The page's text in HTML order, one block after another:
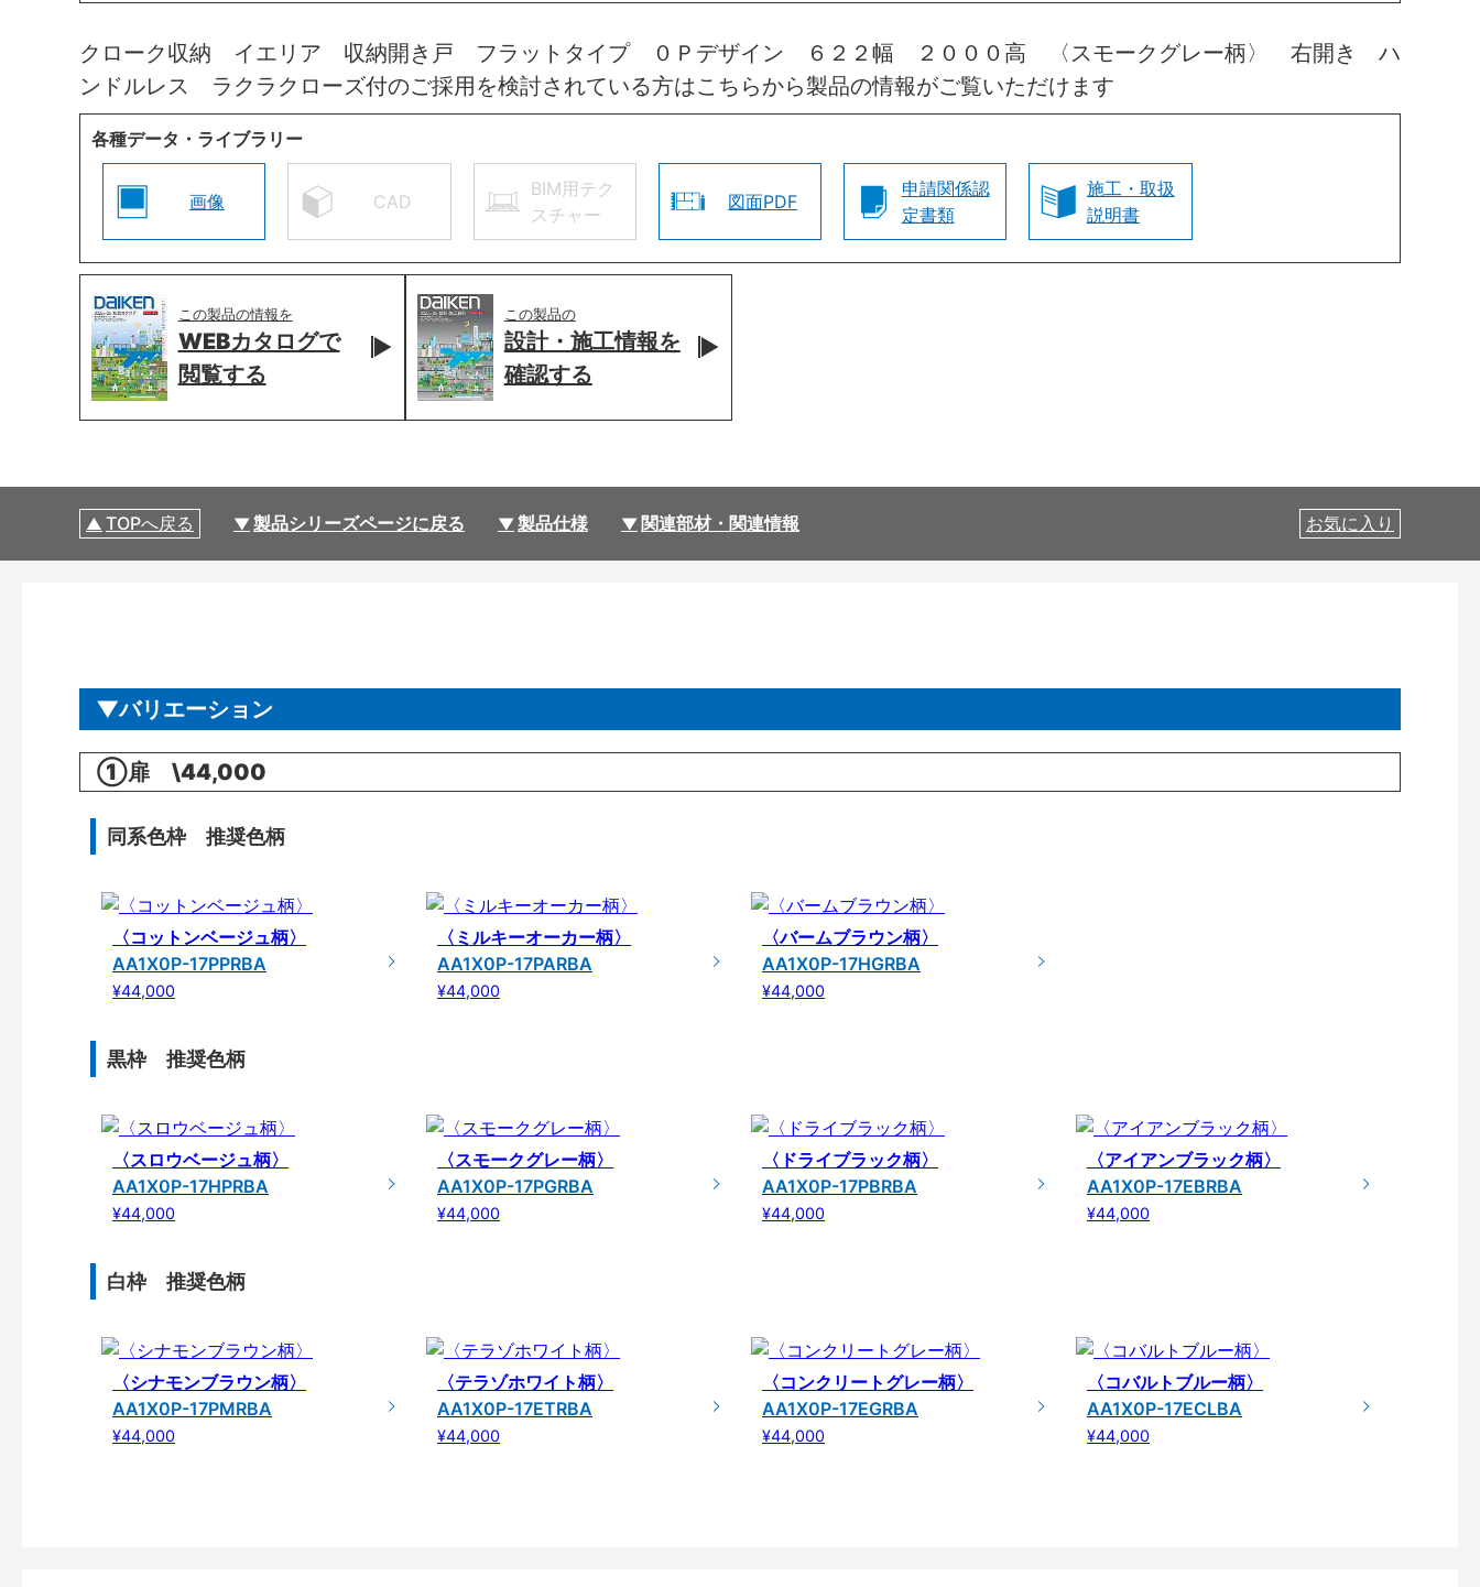
クローク収納 イエリア 収納開き戸 フラットタイプ ０Ｐデザイン ６２２幅 ２０００高 〈スモークグレー柄〉 右開き ハ
ンドルレス ラクラクローズ付のご採用を検討されている方はこちらから製品の情報がご覧いただけます
各種データ・ライブラリー
画像 CAD
BIM用テク
スチャー
図面PDF
申請関係認
定書類
施工・取扱
説明書
この製品の情報を
WEBカタログで
閲覧する
この製品の
設計・施工情報を
確認する
TOPへ戻る 製品シリーズページに戻る 製品仕様 関連部材・関連情報 お気に入り
バリエーション
①扉 \44,000
同系色枠 推奨色柄
〈コットンベージュ柄〉
AA1X0P-17PPRBA
¥44,000
〈ミルキーオーカー柄〉
AA1X0P-17PARBA
¥44,000
〈バームブラウン柄〉
AA1X0P-17HGRBA
¥44,000
黒枠 推奨色柄
〈スロウベージュ柄〉
AA1X0P-17HPRBA
¥44,000
〈スモークグレー柄〉
AA1X0P-17PGRBA
¥44,000
〈ドライブラック柄〉
AA1X0P-17PBRBA
¥44,000
〈アイアンブラック柄〉
AA1X0P-17EBRBA
¥44,000
白枠 推奨色柄
〈シナモンブラウン柄〉
AA1X0P-17PMRBA
¥44,000
〈テラゾホワイト柄〉
AA1X0P-17ETRBA
¥44,000
〈コンクリートグレー柄〉
AA1X0P-17EGRBA
¥44,000
〈コバルトブルー柄〉
AA1X0P-17ECLBA
¥44,000